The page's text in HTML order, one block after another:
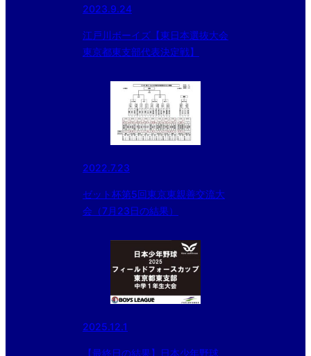
2023.9.24
江戸川ボーイズ【東日本選抜大会
東京都東支部代表決定戦‪】
2022.7.23
ゼット杯第5回東京東親善交流大
会（7月23日の結果）
2025.12.1
【最終日の結果】日本少年野球